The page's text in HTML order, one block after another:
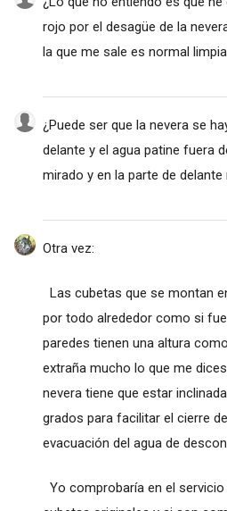
rojo por el desagüe de la
la que me sale es normal
¿Puede ser que la nevera se
delante y el agua patine fuera
mirado y en la parte de
Otra vez:
Las cubetas que se montan
por todo alrededor como si
paredes tienen una altura
extraña mucho lo que me
nevera tiene que estar
grados para facilitar el cierre
evacuación del agua de
Yo comprobaría en el